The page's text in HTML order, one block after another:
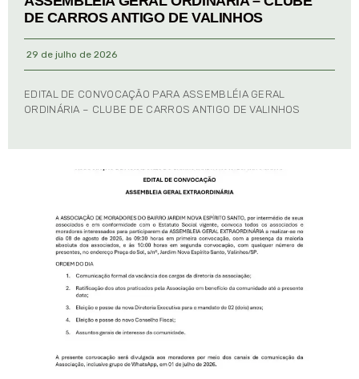
DE CARROS ANTIGO DE VALINHOS
29 de julho de 2026
EDITAL DE CONVOCAÇÃO PARA ASSEMBLÉIA GERAL
ORDINÁRIA – CLUBE DE CARROS ANTIGO DE VALINHOS